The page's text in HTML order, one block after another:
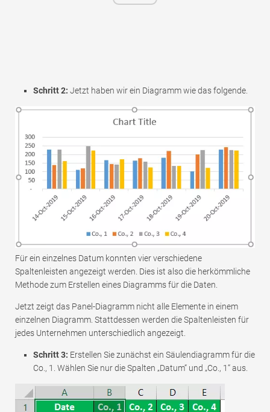
Schritt 2: Jetzt haben wir ein Diagramm wie das folgende.
Für ein einzelnes Datum konnten vier verschiedene
Spaltenleisten angezeigt werden. Dies ist also die herkömmliche
Methode zum Erstellen eines Diagramms für die Daten.
Jetzt zeigt das Panel-Diagramm nicht alle Elemente in einem
einzelnen Diagramm. Stattdessen werden die Spaltenleisten für
jedes Unternehmen unterschiedlich angezeigt.
Schritt 3: Erstellen Sie zunächst ein Säulendiagramm für die
Co., 1. Wählen Sie nur die Spalten „Datum“ und „Co., 1“ aus.